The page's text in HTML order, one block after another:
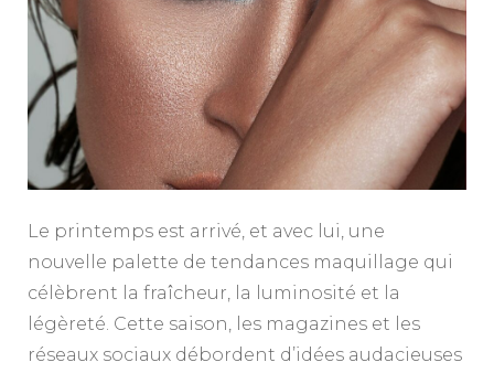
Le printemps est arrivé, et avec lui, une
nouvelle palette de tendances maquillage qui
célèbrent la fraîcheur, la luminosité et la
légèreté. Cette saison, les magazines et les
réseaux sociaux débordent d’idées audacieuses